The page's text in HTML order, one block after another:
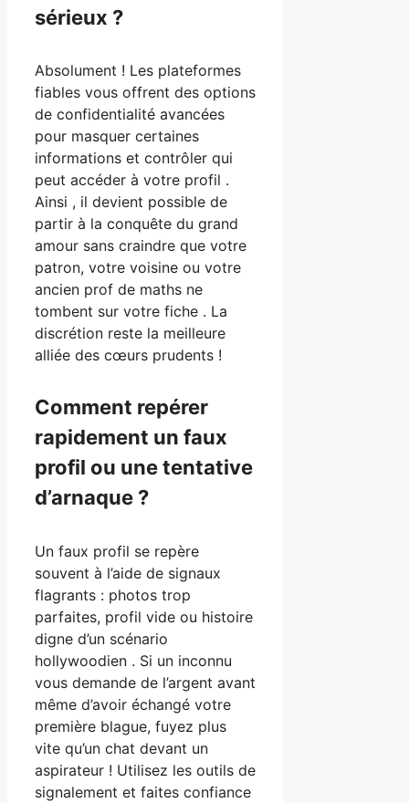
sérieux ?
Absolument ! Les plateformes
fiables vous offrent des options
de confidentialité avancées
pour masquer certaines
informations et contrôler qui
peut accéder à votre profil .
Ainsi , il devient possible de
partir à la conquête du grand
amour sans craindre que votre
patron, votre voisine ou votre
ancien prof de maths ne
tombent sur votre fiche . La
discrétion reste la meilleure
alliée des cœurs prudents !
Comment repérer
rapidement un faux
profil ou une tentative
d’arnaque ?
Un faux profil se repère
souvent à l’aide de signaux
flagrants : photos trop
parfaites, profil vide ou histoire
digne d’un scénario
hollywoodien . Si un inconnu
vous demande de l’argent avant
même d’avoir échangé votre
première blague, fuyez plus
vite qu’un chat devant un
aspirateur ! Utilisez les outils de
signalement et faites confiance